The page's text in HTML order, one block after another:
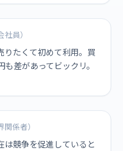
員）
りたくて初めて利用。買
差があってビックリ。
係者）
は競争を促進していると